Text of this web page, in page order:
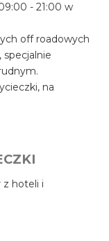
- 21:00 w
off roadowych
specjalnie
na
z hoteli i